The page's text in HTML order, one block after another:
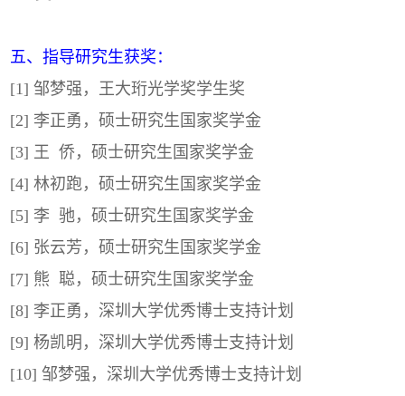
五、指导研究生获奖：
[1] 邹梦强，王大珩光学奖学生奖
[2] 李正勇，硕士研究生国家奖学金
[3] 王 侨，硕士研究生国家奖学金
[4] 林初跑，硕士研究生国家奖学金
[5] 李 驰，硕士研究生国家奖学金
[6] 张云芳，硕士研究生国家奖学金
[7] 熊 聪，硕士研究生国家奖学金
[8] 李正勇，深圳大学优秀博士支持计划
[9] 杨凯明，深圳大学优秀博士支持计划
[10] 邹梦强，深圳大学优秀博士支持计划